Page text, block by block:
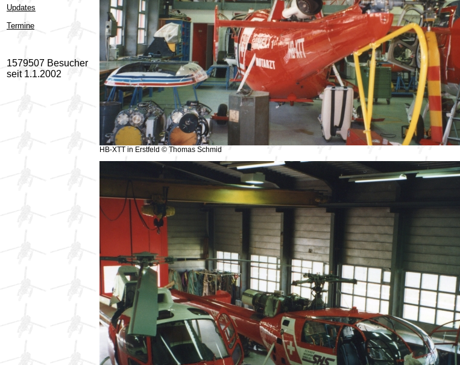
Updates
Termine
1579507 Besucher
seit 1.1.2002
HB-XTT in Erstfeld © Thomas Schmid